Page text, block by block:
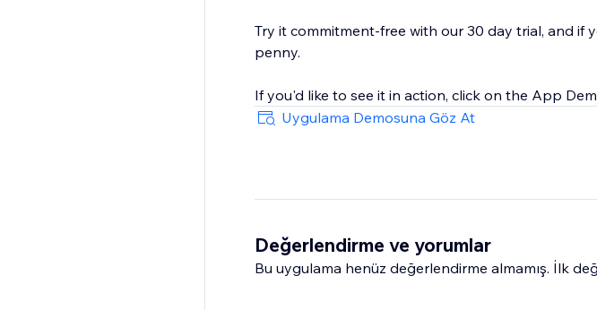
Try it commitment-free with our 30 day trial, and if
penny.
If you'd like to see it in action, click on the App
Uygulama Demosuna Göz At
Değerlendirme ve yorumlar
Bu uygulama henüz değerlendirme almamış. İlk